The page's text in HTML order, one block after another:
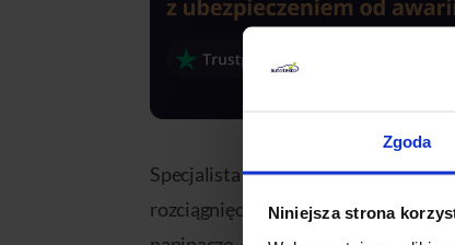
Zgoda
Niniejsza strona
Specjalista skontroluje wszelkie
rozciągnięcie łańcucha, koła